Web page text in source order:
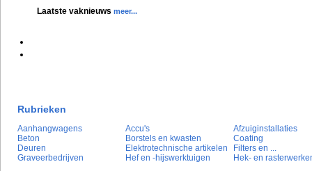
Laatste vaknieuws meer...
Rubrieken
Aanhangwagens Accu's
Afzuiginstallaties
Beton
Borstels en kwasten
Coating
Deuren
Elektrotechnische artikelen
Filters en ...
Graveerbedrijven
Hef en -hijswerktuigen
Hek- en